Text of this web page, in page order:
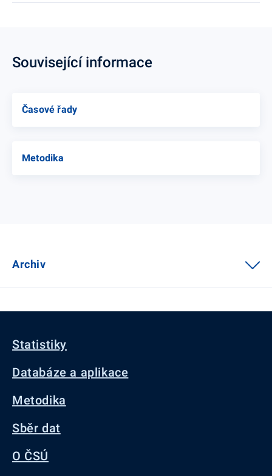
Související informace
Časové řady
Metodika
Archiv
Statistiky
Databáze a aplikace
Metodika
Sběr dat
O ČSÚ